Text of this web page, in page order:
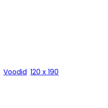
Voodid 120 x 190